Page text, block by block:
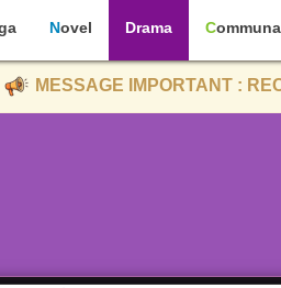
Novel Drama
MESSAGE IMPORTANT :